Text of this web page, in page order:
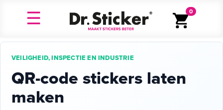
0
VEILIGHEID, INSPECTIE EN INDUSTRIE
QR-code stickers laten
maken